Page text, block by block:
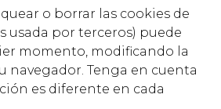
o borrar las cookies de
usada por terceros) puede
momento, modificando la
navegador. Tenga en cuenta
es diferente en cada